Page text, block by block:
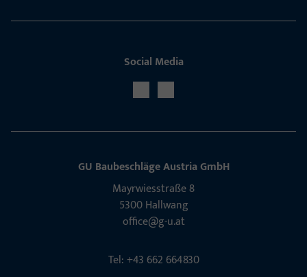
Social Media
GU Baubeschläge Aus­tria GmbH
Mayrwies­straße 8
5300 Hall­wang
office@g-u.at
Tel: +43 662 664830